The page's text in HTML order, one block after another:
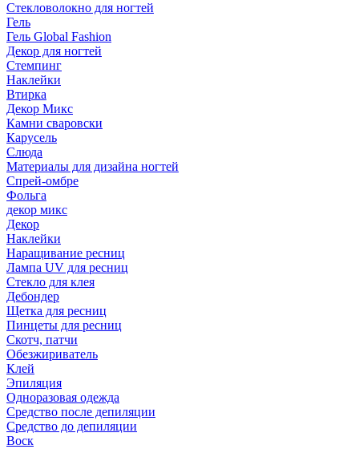
Стекловолокно для ногтей
Гель
Гель Global Fashion
Декор для ногтей
Стемпинг
Наклейки
Втирка
Декор Микс
Камни сваровски
Карусель
Слюда
Материалы для дизайна ногтей
Спрей-омбре
Фольга
декор микс
Декор
Наклейки
Наращивание ресниц
Лампа UV для ресниц
Стекло для клея
Дебондер
Щетка для ресниц
Пинцеты для ресниц
Скотч, патчи
Обезжириватель
Клей
Эпиляция
Одноразовая одежда
Средство после депиляции
Средство до депиляции
Воск